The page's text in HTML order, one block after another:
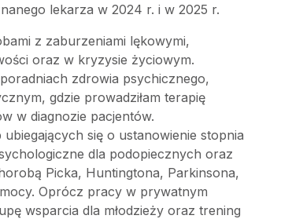
lekarza w 2024 r. i w 2025 r.
z zaburzeniami lękowymi,
oraz w kryzysie życiowym.
zdrowia psychicznego,
gdzie prowadziłam terapię
w diagnozie pacjentów.
się o ustanowienie stopnia
dla podopiecznych oraz
Picka, Huntingtona, Parkinsona,
Oprócz pracy w prywatnym
wsparcia dla młodzieży oraz trening